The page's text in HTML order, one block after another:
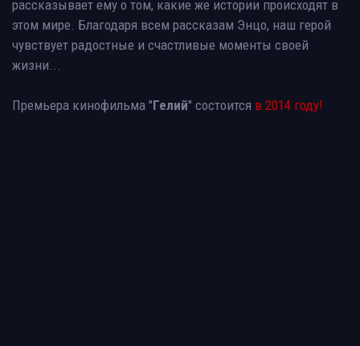
рассказывает ему о том, какие же истории происходят в
этом мире. Благодаря всем рассказам Энцо, наш герой
чувствует радостные и счастливые моменты своей
жизни...
Премьера кинофильма "Гелий" состоится в 2014 году!